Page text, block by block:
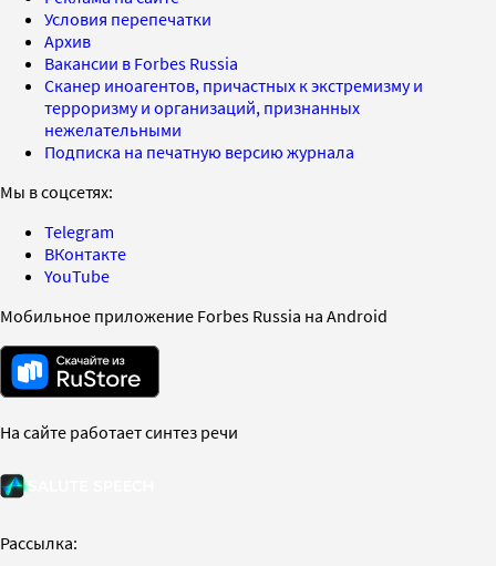
Условия перепечатки
Архив
Вакансии в Forbes Russia
Сканер иноагентов, причастных к экстремизму и
терроризму и организаций, признанных
нежелательными
Подписка на печатную версию журнала
Мы в соцсетях:
Telegram
ВКонтакте
YouTube
Мобильное приложение Forbes Russia на Android
На сайте работает синтез речи
Рассылка: